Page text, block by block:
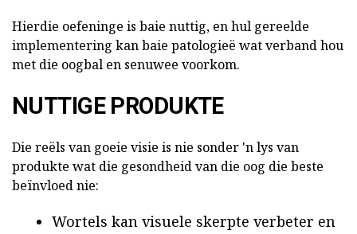
Hierdie oefeninge is baie nuttig, en hul gereelde
implementering kan baie patologieë wat verband hou
met die oogbal en senuwee voorkom.
NUTTIGE PRODUKTE
Die reëls van goeie visie is nie sonder 'n lys van
produkte wat die gesondheid van die oog die beste
beïnvloed nie:
Wortels kan visuele skerpte verbeter en